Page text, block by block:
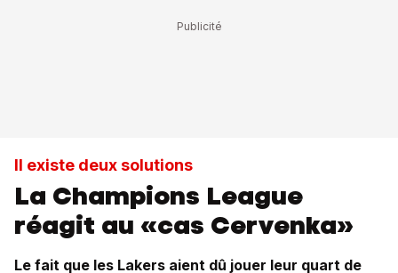
Il existe deux solutions
La Champions League
réagit au «cas Cervenka»
Le fait que les Lakers aient dû jouer leur quart de